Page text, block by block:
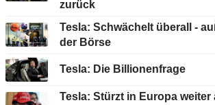
zurück
Tesla: Schwächelt überall -
der Börse
Tesla: Die Billionenfrage
Tesla: Stürzt in Europa weiter